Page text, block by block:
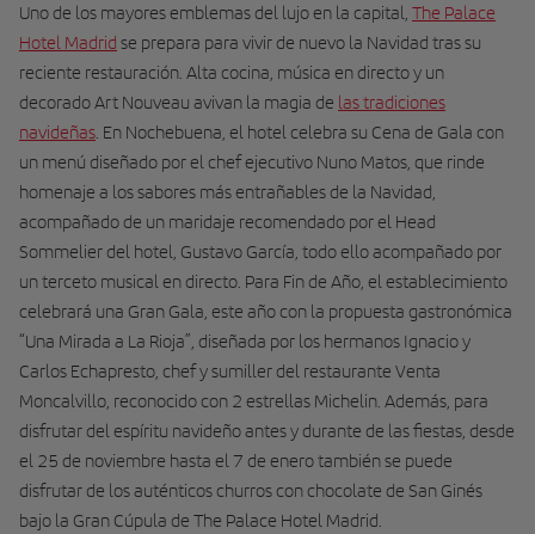
Uno de los mayores emblemas del lujo en la capital, The Palace
Hotel Madrid se prepara para vivir de nuevo la Navidad tras su
reciente restauración. Alta cocina, música en directo y un
decorado Art Nouveau avivan la magia de las tradiciones
navideñas. En Nochebuena, el hotel celebra su Cena de Gala con
un menú diseñado por el chef ejecutivo Nuno Matos, que rinde
homenaje a los sabores más entrañables de la Navidad,
acompañado de un maridaje recomendado por el Head
Sommelier del hotel, Gustavo García, todo ello acompañado por
un terceto musical en directo. Para Fin de Año, el establecimiento
celebrará una Gran Gala, este año con la propuesta gastronómica
“Una Mirada a La Rioja”, diseñada por los hermanos Ignacio y
Carlos Echapresto, chef y sumiller del restaurante Venta
Moncalvillo, reconocido con 2 estrellas Michelin. Además, para
disfrutar del espíritu navideño antes y durante de las fiestas, desde
el 25 de noviembre hasta el 7 de enero también se puede
disfrutar de los auténticos churros con chocolate de San Ginés
bajo la Gran Cúpula de The Palace Hotel Madrid.